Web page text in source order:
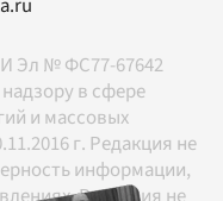
Эл № ФС77-67642
в сфере
и массовых
г. Редакция не
информации,